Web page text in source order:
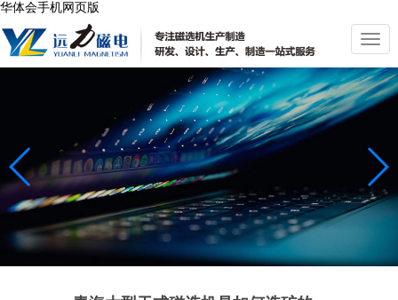
华体会手机网页版
切
换
导
航